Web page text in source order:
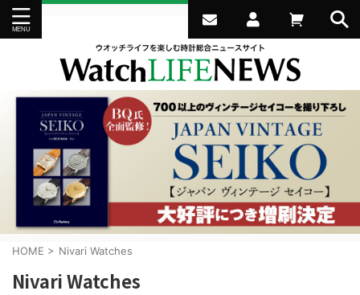
HOME > Nivari Watches
Nivari Watches